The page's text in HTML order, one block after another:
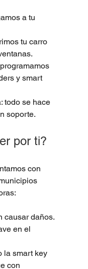
a tu
tu carro
y smart
todo se hace
soporte.
por ti?
con
causar daños.
en el
la smart key
con